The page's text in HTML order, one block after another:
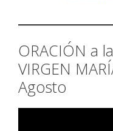
ORACIÓN a
VIRGEN
Agosto